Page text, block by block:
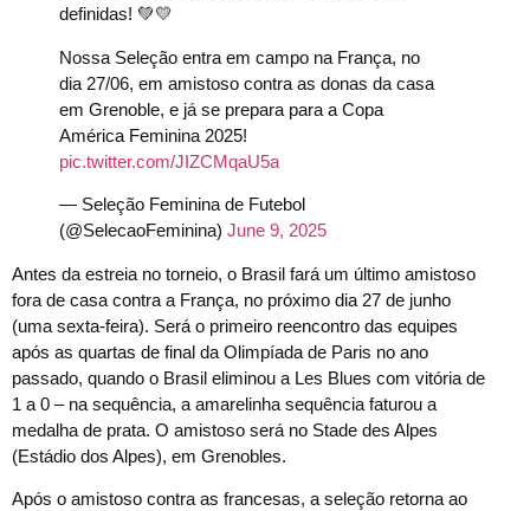
definidas! 💚💛
Nossa Seleção entra em campo na França, no
dia 27/06, em amistoso contra as donas da casa
em Grenoble, e já se prepara para a Copa
América Feminina 2025!
pic.twitter.com/JIZCMqaU5a
— Seleção Feminina de Futebol
(@SelecaoFeminina) June 9, 2025
Antes da estreia no torneio, o Brasil fará um último amistoso
fora de casa contra a França, no próximo dia 27 de junho
(uma sexta-feira). Será o primeiro reencontro das equipes
após as quartas de final da Olimpíada de Paris no ano
passado, quando o Brasil eliminou a Les Blues com vitória de
1 a 0 – na sequência, a amarelinha sequência faturou a
medalha de prata. O amistoso será no Stade des Alpes
(Estádio dos Alpes), em Grenobles.
Após o amistoso contra as francesas, a seleção retorna ao